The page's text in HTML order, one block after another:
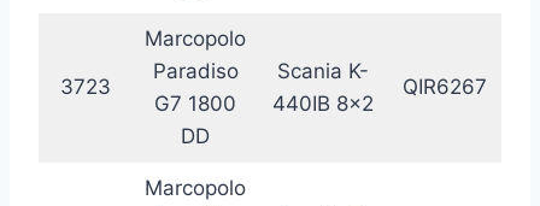
3723
Marcopolo
Paradiso
G7 1800
DD
Scania K-
440IB 8×2
QIR6267
Marcopolo